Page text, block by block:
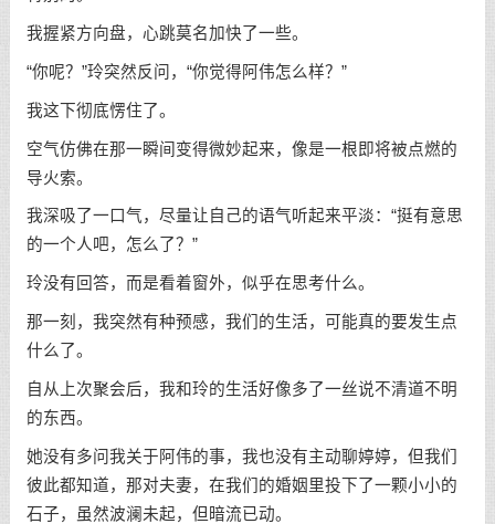
我握紧方向盘，心跳莫名加快了一些。
“你呢？”玲突然反问，“你觉得阿伟怎么样？”
我这下彻底愣住了。
空气仿佛在那一瞬间变得微妙起来，像是一根即将被点燃的
导火索。
我深吸了一口气，尽量让自己的语气听起来平淡：“挺有意思
的一个人吧，怎么了？”
玲没有回答，而是看着窗外，似乎在思考什么。
那一刻，我突然有种预感，我们的生活，可能真的要发生点
什么了。
自从上次聚会后，我和玲的生活好像多了一丝说不清道不明
的东西。
她没有多问我关于阿伟的事，我也没有主动聊婷婷，但我们
彼此都知道，那对夫妻，在我们的婚姻里投下了一颗小小的
石子，虽然波澜未起，但暗流已动。